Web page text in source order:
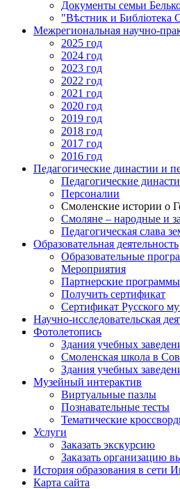
Документы семьи
"Вѣстник и Библiотека
Межрегиональная научно-
2025 год
2024 год
2023 год
2022 год
2021 год
2020 год
2019 год
2018 год
2017 год
2016 год
Педагогические династии и
Педагогические
Персоналии
Смоленские истории о
Смоляне – народные и
Педагогическая слава
Образовательная деятельность
Образовательные
Мероприятия
Партнерские программы
Получить сертификат
Сертификат Русского
Научно-исследовательская
Фотолетопись
Здания учебных
Смоленская школа в
Здания учебных
Музейный интерактив
Виртуальные пазлы
Познавательные тесты
Тематические
Услуги
Заказать экскурсию
Заказать организацию
История образования в сети
Карта сайта